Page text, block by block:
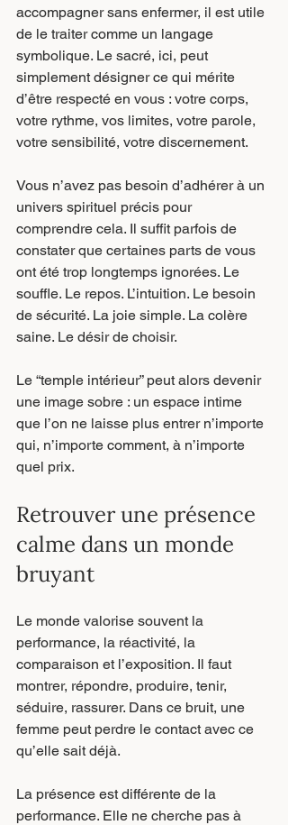
accompagner sans enfermer, il est utile
de le traiter comme un langage
symbolique. Le sacré, ici, peut
simplement désigner ce qui mérite
d’être respecté en vous : votre corps,
votre rythme, vos limites, votre parole,
votre sensibilité, votre discernement.
Vous n’avez pas besoin d’adhérer à un
univers spirituel précis pour
comprendre cela. Il suffit parfois de
constater que certaines parts de vous
ont été trop longtemps ignorées. Le
souffle. Le repos. L’intuition. Le besoin
de sécurité. La joie simple. La colère
saine. Le désir de choisir.
Le “temple intérieur” peut alors devenir
une image sobre : un espace intime
que l’on ne laisse plus entrer n’importe
qui, n’importe comment, à n’importe
quel prix.
Retrouver une présence
calme dans un monde
bruyant
Le monde valorise souvent la
performance, la réactivité, la
comparaison et l’exposition. Il faut
montrer, répondre, produire, tenir,
séduire, rassurer. Dans ce bruit, une
femme peut perdre le contact avec ce
qu’elle sait déjà.
La présence est différente de la
performance. Elle ne cherche pas à